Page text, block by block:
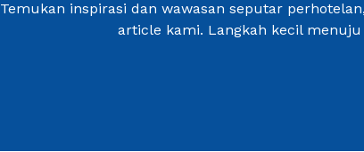
Temukan inspirasi dan wawasan seputar
article kami. Langkah kecil